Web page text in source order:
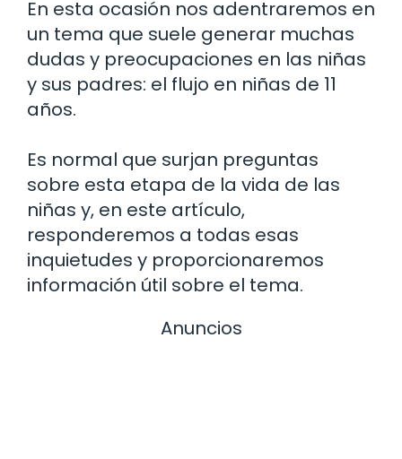
En esta ocasión nos adentraremos en
un tema que suele generar muchas
dudas y preocupaciones en las niñas
y sus padres: el flujo en niñas de 11
años.
Es normal que surjan preguntas
sobre esta etapa de la vida de las
niñas y, en este artículo,
responderemos a todas esas
inquietudes y proporcionaremos
información útil sobre el tema.
Anuncios